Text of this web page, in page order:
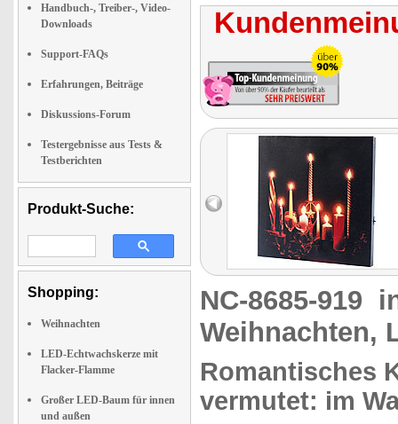
Handbuch-, Treiber-, Video-
Downloads
Support-FAQs
Erfahrungen, Beiträge
Diskussions-Forum
Testergebnisse aus Tests &
Testberichten
Produkt-Suche:
Shopping:
Weihnachten
LED-Echtwachskerze mit
Flacker-Flamme
Großer LED-Baum für innen
und außen
NC-8685-919
Weihnachten,
Romantisches
vermutet: im